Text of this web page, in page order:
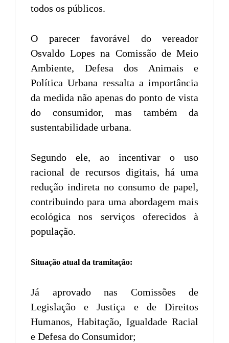
todos os públicos.
O parecer favorável do vereador
Osvaldo Lopes na Comissão de Meio
Ambiente, Defesa dos Animais e
Política Urbana ressalta a importância
da medida não apenas do ponto de vista
do consumidor, mas também da
sustentabilidade urbana.
Segundo ele, ao incentivar o uso
racional de recursos digitais, há uma
redução indireta no consumo de papel,
contribuindo para uma abordagem mais
ecológica nos serviços oferecidos à
população.
Situação atual da tramitação:
Já aprovado nas Comissões de
Legislação e Justiça e de Direitos
Humanos, Habitação, Igualdade Racial
e Defesa do Consumidor;